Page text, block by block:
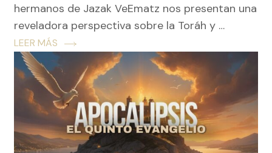
hermanos de Jazak VeEmatz nos presentan una
reveladora perspectiva sobre la Toráh y …
LEER MÁS